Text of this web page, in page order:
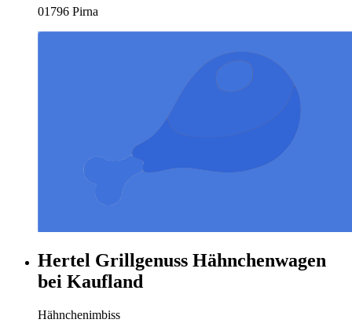
01796 Pirna
Hertel Grillgenuss Hähnchenwagen
bei Kaufland
Hähnchenimbiss